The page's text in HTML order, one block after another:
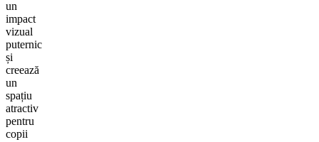
un
impact
vizual
puternic
și
creează
un
spațiu
atractiv
pentru
copii